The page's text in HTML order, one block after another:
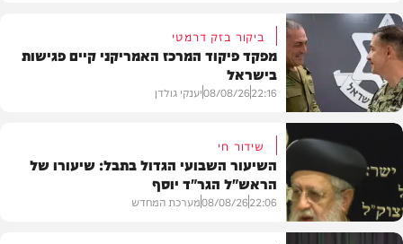
חדשות
ביקור בזק דרמטי
מפקד פיקוד המרכז האמריקני קיים פגישות
בישראל
22:16
08/08/26יענקי גולדן
שידור חי
השיעור השבועי הגדול בתבל: שיעורו של
הראש"ל הגר"ד יוסף
22:06
08/08/26מערכת המחדש